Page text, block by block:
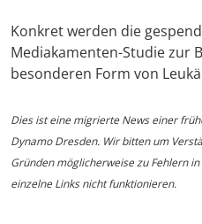
Konkret werden die
Mediakamenten-Studie zur
besonderen Form von
Dies ist eine migrierte News einer
Dynamo Dresden. Wir bitten um
Gründen möglicherweise zu Fehlern
einzelne Links nicht funktionieren.